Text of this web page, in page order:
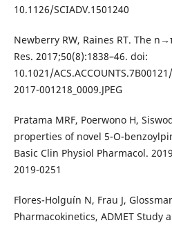
10.1126/SCIADV.1501240
Newberry RW, Raines RT. The
Res. 2017;50(8):1838–46. doi:
10.1021/
2017-001218_0009.JPEG
Pratama MRF, Poerwono H,
properties of novel 5-O-
Basic Clin Physiol Pharmacol.
2019-0251
Flores-Holguín N, Frau J,
Pharmacokinetics, ADMET Study